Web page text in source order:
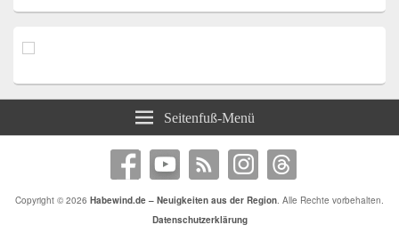
Seitenfuß-Menü
Copyright © 2026 Habewind.de – Neuigkeiten aus der Region. Alle Rechte vorbehalten.
Datenschutzerklärung